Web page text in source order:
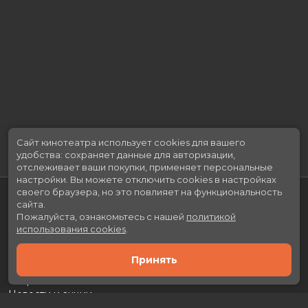
Скоро в кино
Новости и акции
Сайт кинотеатра использует cookies для вашего
удобства: сохраняет данные для авторизации,
отслеживает ваши покупки, применяет персональные
настройки. Вы можете отключить cookies в настройках
своего браузера, но это повлияет на функциональность
сайта.
Пожалуйста, ознакомьтесь с нашей политикой
использования cookies
Принять